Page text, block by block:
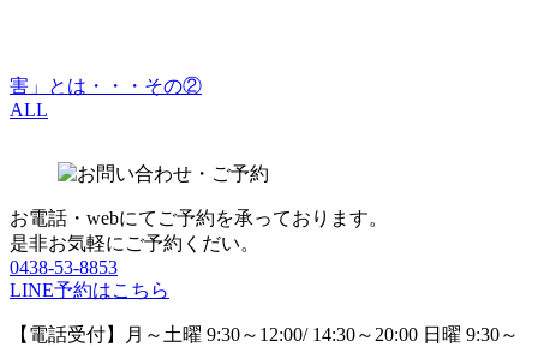
害」とは・・・その②
ALL
お電話・webにてご予約を承っております。
是非お気軽にご予約くだい。
0438-53-8853
LINE予約はこちら
【電話受付】月～土曜 9:30～12:00/ 14:30～20:00 日曜 9:30～